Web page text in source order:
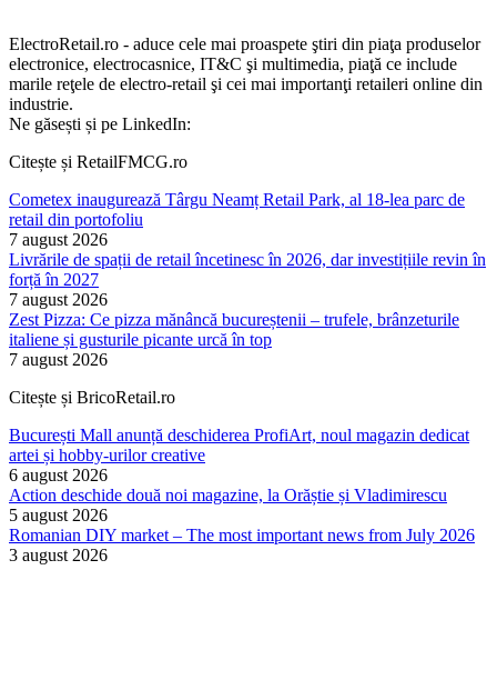
ElectroRetail.ro - aduce cele mai proaspete ştiri din piaţa produselor
electronice, electrocasnice, IT&C şi multimedia, piaţă ce include
marile reţele de electro-retail şi cei mai importanţi retaileri online din
industrie.
Ne găsești și pe LinkedIn:
Citește și RetailFMCG.ro
Cometex inaugurează Târgu Neamț Retail Park, al 18-lea parc de
retail din portofoliu
7 august 2026
Livrările de spații de retail încetinesc în 2026, dar investițiile revin în
forță în 2027
7 august 2026
Zest Pizza: Ce pizza mănâncă bucureștenii – trufele, brânzeturile
italiene și gusturile picante urcă în top
7 august 2026
Citește și BricoRetail.ro
București Mall anunță deschiderea ProfiArt, noul magazin dedicat
artei și hobby-urilor creative
6 august 2026
Action deschide două noi magazine, la Orăștie și Vladimirescu
5 august 2026
Romanian DIY market – The most important news from July 2026
3 august 2026